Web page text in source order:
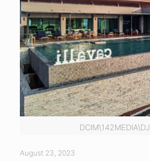
August 23, 2023